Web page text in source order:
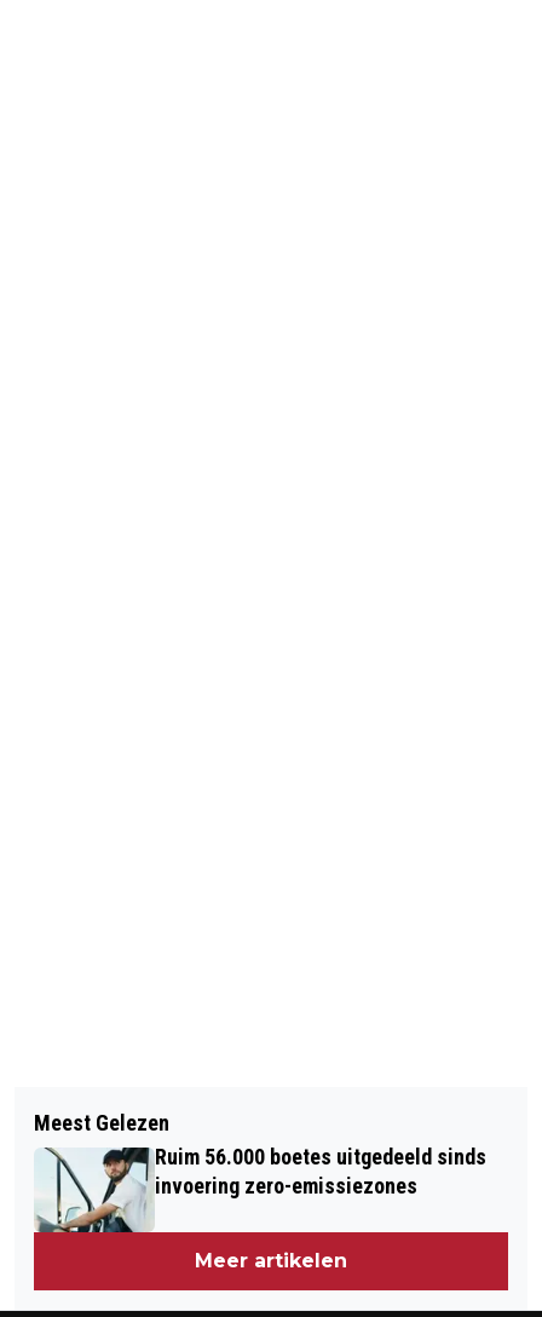
EUROPESE RECHTERS LOSSEN
RUBIKS-PUZZEL OP
DWDD STILZWIJGEND GESTOPT MET
'JAKHALZEN'
Meest Gelezen
Ruim 56.000 boetes uitgedeeld sinds
invoering zero-emissiezones
Meer artikelen